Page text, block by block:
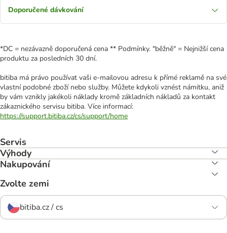
Doporučené dávkování
*DC = nezávazně doporučená cena ** Podmínky. "běžně" = Nejnižší cena
produktu za posledních 30 dní.
bitiba má právo používat vaši e-mailovou adresu k přímé reklamě na své
vlastní podobné zboží nebo služby. Můžete kdykoli vznést námitku, aniž
by vám vznikly jakékoli náklady kromě základních nákladů za kontakt
zákaznického servisu bitiba. Více informací:
https://support.bitiba.cz/cs/support/home
Servis
Výhody
Nakupování
Zvolte zemi
bitiba.cz / cs